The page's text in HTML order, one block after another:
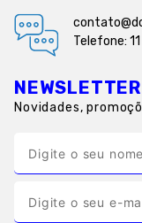
Telefone:
NEWSLETTER
Novidades,